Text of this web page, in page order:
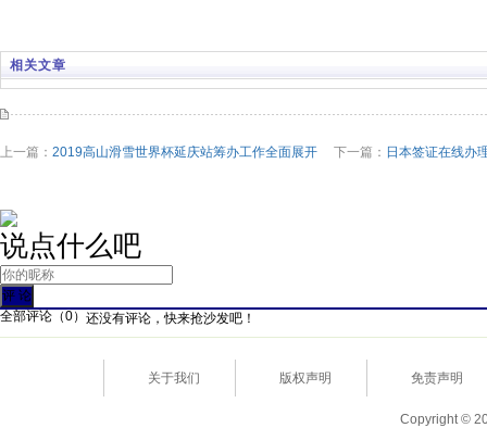
相关文章
上一篇： 2019高山滑雪世界杯延庆站筹办工作全面展开 下一篇： 日本签证在线办
说点什么吧
全部评论（0） 还没有评论，快来抢沙发吧！
关于我们 版权声明 免责声明
Copyright ©